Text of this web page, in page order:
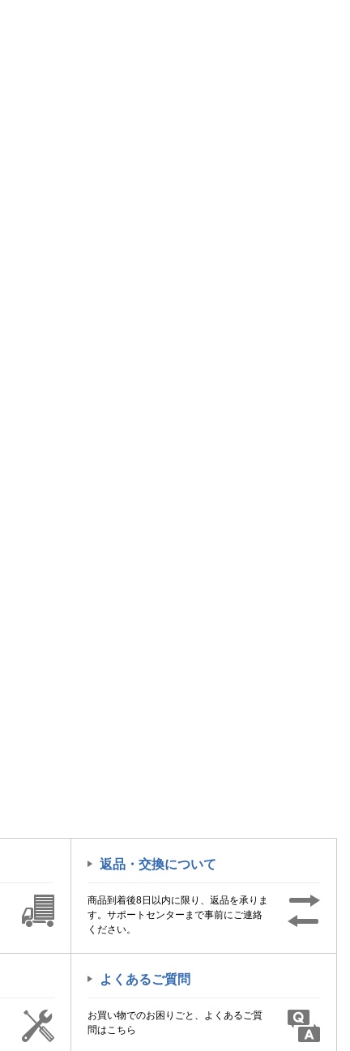
返品・交換について
商品到着後8日以内に限り、返品を承りま
す。サポートセンターまで事前にご連絡
ください。
よくあるご質問
お買い物でのお困りごと、よくあるご質
問はこちら